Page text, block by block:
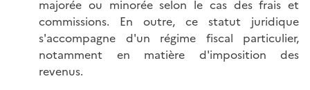
majorée ou minorée selon le cas des frais et
commissions. En outre, ce statut juridique
s'accompagne d'un régime fiscal particulier,
notamment en matière d'imposition des
revenus.